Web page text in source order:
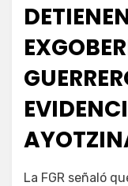
porFernando
La FGR señaló